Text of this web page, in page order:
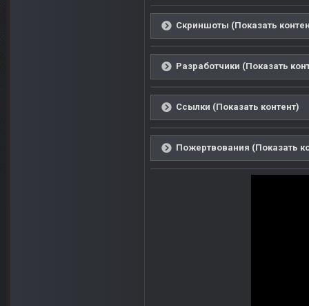
Скриншоты (Показать
Разработчики (Показать
Ссылки (Показать контент)
Пожертвования (Показать